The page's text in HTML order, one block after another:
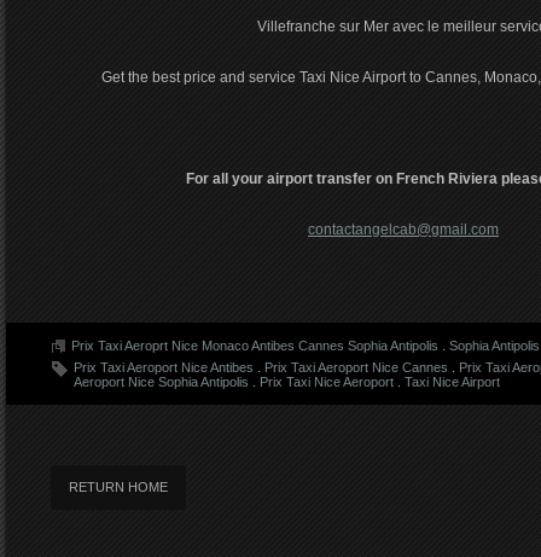
Villefranche sur Mer avec le meilleur
Get the best price and service Taxi Nice Airport to Cannes,
For all your airport transfer on French Riviera
contactangelcab@gmail.com
Prix Taxi Aeroprt Nice Monaco Antibes Cannes Sophia Antipolis
Sophia Antipolis
Prix Taxi Aeroport Nice Antibes
Prix Taxi Aeroport Nice Cannes
Prix Taxi
Aeroport Nice Sophia Antipolis
Prix Taxi Nice Aeroport Taxi Nice Airport
RETURN HOME